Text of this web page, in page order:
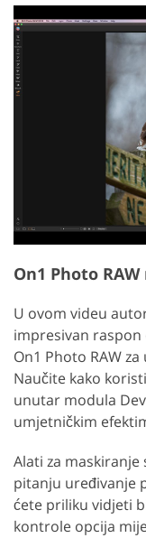
On1 Photo
U ovom videu
impresivan
On1 Photo RAW
Naučite kako
unutar modula
umjetničkim
Alati za maskiranje
pitanju uređivanje
ćete priliku vidjeti
kontrole opcija